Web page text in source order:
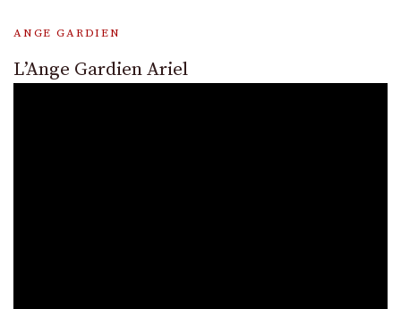
ANGE GARDIEN
L’Ange Gardien Ariel